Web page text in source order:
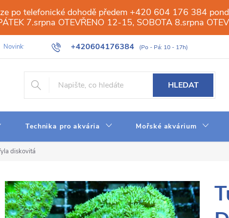
po telefonické dohodě předem +420 604 176 384
7.srpna OTEVŘENO 12-15, SOBOTA 8.srpna
+420604176384
Novinky Galerie Obchod Web Slovník pojmů
HLEDAT
Technika pro akvária Mořské akvárium
diskovitá